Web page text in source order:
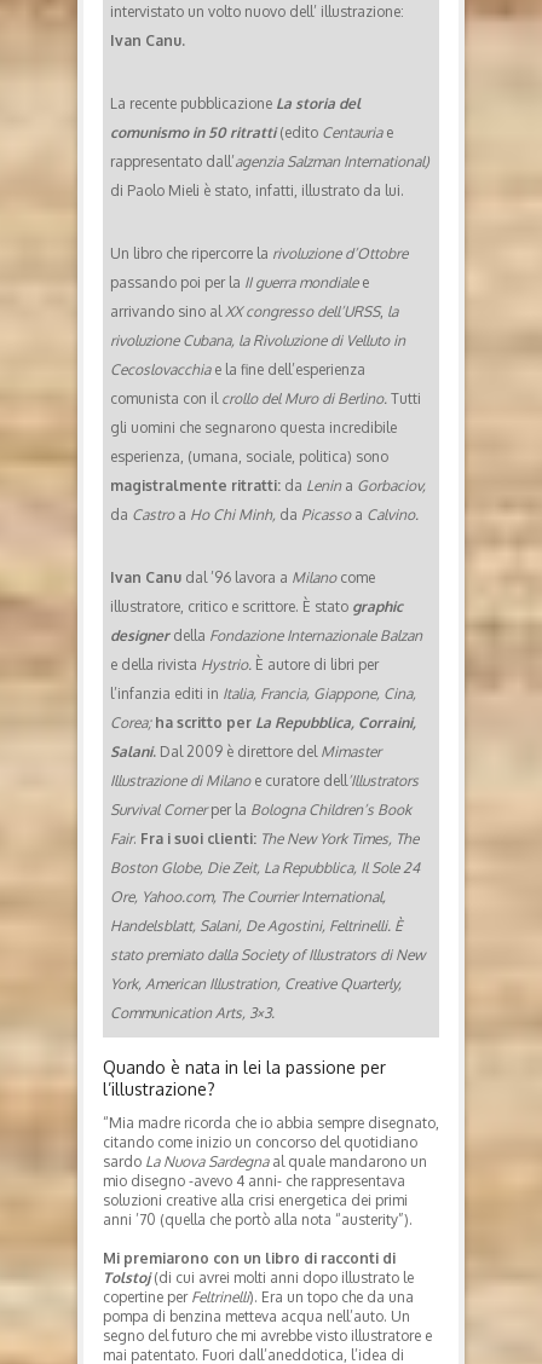
intervistato un volto nuovo dell’ illustrazione:
Ivan Canu.
La recente pubblicazione La storia del
comunismo in 50 ritratti (edito Centauriae
rappresentato dall’agenzia Salzman International)
di Paolo Mieli è stato, infatti, illustrato da lui.
Un libro che ripercorre la rivoluzione d’Ottobre
passando poi per la II guerra mondialee
arrivando sino al XX congresso dell’URSS, la
rivoluzione Cubana, la Rivoluzione di Velluto in
Cecoslovacchiae la fine dell’esperienza
comunista con il crollo del Muro di Berlino. Tutti
gli uomini che segnarono questa incredibile
esperienza, (umana, sociale, politica) sono
magistralmente ritratti: da Lenin a Gorbaciov,
da Castro a Ho Chi Minh, da Picasso a Calvino.
Ivan Canu dal ’96 lavora a Milanocome
illustratore, critico e scrittore. È stato graphic
designerdella Fondazione Internazionale Balzan
e della rivista Hystrio. È autore di libri per
l’infanzia editi in Italia, Francia, Giappone, Cina,
Corea; ha scritto per La Repubblica, Corraini,
Salani. Dal 2009 è direttore del Mimaster
Illustrazione di Milanoe curatore dell ’Illustrators
Survival Cornerper la Bologna Children’s Book
Fair. Fra i suoi clienti: The New York Times, The
Boston Globe, Die Zeit, La Repubblica, Il Sole 24
Ore, Yahoo.com, The Courrier International,
Handelsblatt, Salani, De Agostini, Feltrinelli. È
stato premiato dalla Society of Illustrators di New
York, American Illustration, Creative Quarterly,
Communication Arts, 3×3.
Quando è nata in lei la passione per
l’illustrazione?
“Mia madre ricorda che io abbia sempre disegnato,
citando come inizio un concorso del quotidiano
sardo La Nuova Sardegnaal quale mandarono un
mio disegno -avevo 4 anni- che rappresentava
soluzioni creative alla crisi energetica dei primi
anni ’70 (quella che portò alla nota “austerity”).
Mi premiarono con un libro di racconti di
Tolstoj(di cui avrei molti anni dopo illustrato le
copertine per Feltrinelli). Era un topo che da una
pompa di benzina metteva acqua nell’auto. Un
segno del futuro che mi avrebbe visto illustratore e
mai patentato. Fuori dall’aneddotica, l’idea di